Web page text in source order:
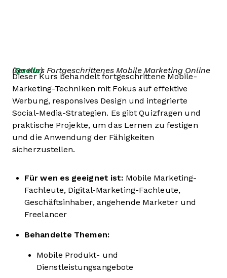
Der Kurs Fortgeschrittenes Mobile Marketing Online (Quelle)
Dieser Kurs behandelt fortgeschrittene Mobile-
Marketing-Techniken mit Fokus auf effektive
Werbung, responsives Design und integrierte
Social-Media-Strategien. Es gibt Quizfragen und
praktische Projekte, um das Lernen zu festigen
und die Anwendung der Fähigkeiten
sicherzustellen.
Für wen es geeignet ist: Mobile Marketing-
Fachleute, Digital-Marketing-Fachleute,
Geschäftsinhaber, angehende Marketer und
Freelancer
Behandelte Themen:
Mobile Produkt- und
Dienstleistungsangebote